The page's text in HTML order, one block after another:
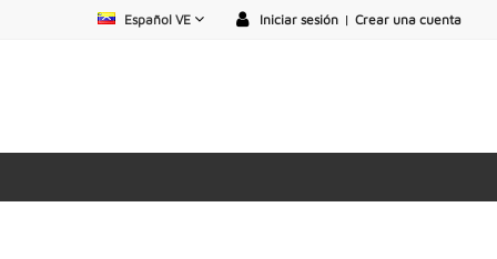
Iniciar sesión | Crear una cuenta
Español VE